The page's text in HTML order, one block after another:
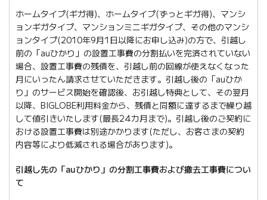
ホームタイプ(ギガ得)、ホームタイプ(ずっとギガ得)、マンシ
ョンギガタイプ、マンションミニギガタイプ、その他のマンシ
ョンタイプ(2010年9月1日以降にお申し込み)の方で、引越し
前の「auひかり」の設置工事費の分割払いを完済されていない
場合、設置工事費の残債を、引越し前の回線が使えなくなった
月にいったん請求させていただきます。引越し後の「auひか
り」のサービス開始を確認後、お引越し特典として、その翌月
以降、BIGLOBE利用料金から、残債と同額に達するまで繰り越
して値引きいたします(最長24カ月まで)。引越し後のご契約に
おける設置工事費は別途かかります(ただし、お客さまの契約
内容等により低減される場合があります)。
引越し先の「auひかり」の分割工事費および撤去工事費につい
て